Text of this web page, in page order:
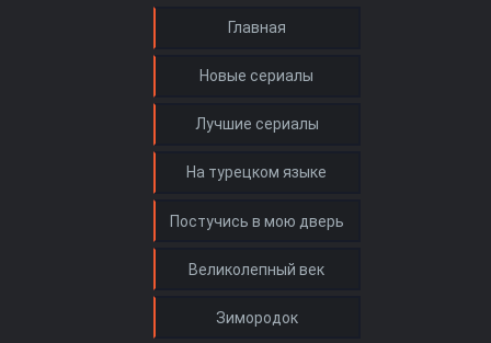
Главная
Новые сериалы
Лучшие сериалы
На турецком языке